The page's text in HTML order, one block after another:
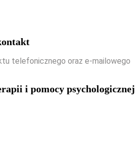
telefonicznego oraz e-mailowego
i pomocy psychologicznej